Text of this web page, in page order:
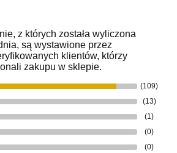
z których została wyliczona
są wystawione przez
klientów, którzy
zakupu w sklepie.
(109)
(13)
(1)
(0)
(0)